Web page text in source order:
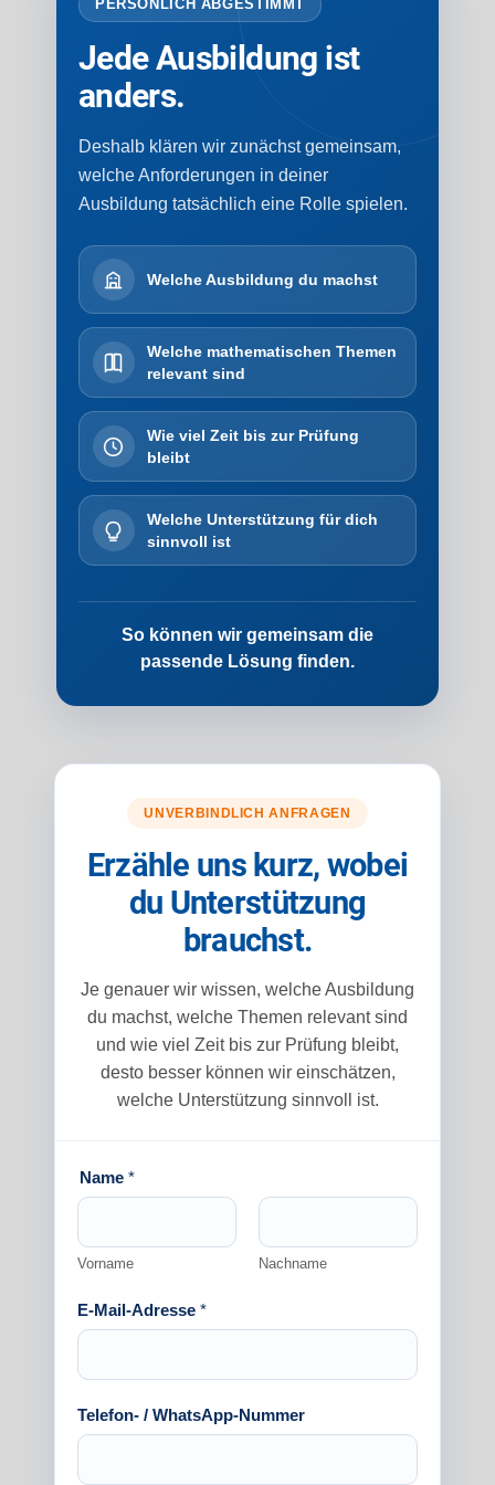
PERSÖNLICH ABGESTIMMT
Jede Ausbildung ist
anders.
Deshalb klären wir zunächst gemeinsam,
welche Anforderungen in deiner
Ausbildung tatsächlich eine Rolle spielen.
Welche Ausbildung du machst
Welche mathematischen Themen
relevant sind
Wie viel Zeit bis zur Prüfung
bleibt
Welche Unterstützung für dich
sinnvoll ist
So können wir gemeinsam die
passende Lösung finden.
UNVERBINDLICH ANFRAGEN
Erzähle uns kurz, wobei
du Unterstützung
brauchst.
Je genauer wir wissen, welche Ausbildung
du machst, welche Themen relevant sind
und wie viel Zeit bis zur Prüfung bleibt,
desto besser können wir einschätzen,
welche Unterstützung sinnvoll ist.
Name *
Vorname Nachname
d
i
W
b
e
E-Mail-Adresse *
Telefon- / WhatsApp-Nummer